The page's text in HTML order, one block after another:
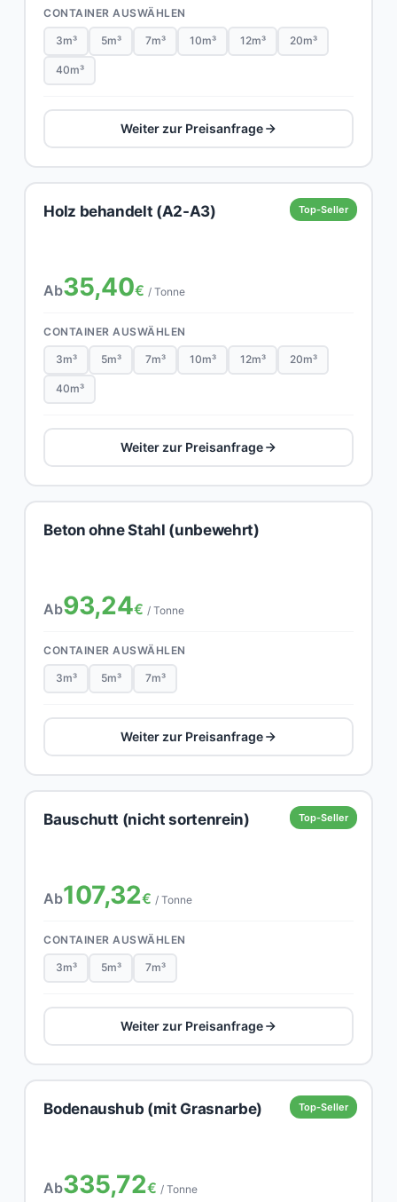
CONTAINER AUSWÄHLEN
3m³ 5m³ 7m³ 10m³ 12m³ 20m³
40m³
Weiter zur Preisanfrage
Top-Seller
Holz behandelt (A2-A3)
Ab35,40€ / Tonne
CONTAINER AUSWÄHLEN
3m³ 5m³ 7m³ 10m³ 12m³ 20m³
40m³
Weiter zur Preisanfrage
Beton ohne Stahl (unbewehrt)
Ab93,24€ / Tonne
CONTAINER AUSWÄHLEN
3m³ 5m³ 7m³
Weiter zur Preisanfrage
Top-Seller
Bauschutt (nicht sortenrein)
Ab107,32€ / Tonne
CONTAINER AUSWÄHLEN
3m³ 5m³ 7m³
Weiter zur Preisanfrage
Top-Seller
Bodenaushub (mit Grasnarbe)
Ab335,72€ / Tonne